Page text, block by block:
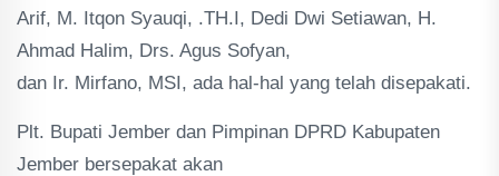
Arif, M. Itqon Syauqi, .TH.I, Dedi Dwi Setiawan, H.
Ahmad Halim, Drs. Agus Sofyan,
dan Ir. Mirfano, MSI, ada hal-hal yang telah disepakati.
Plt. Bupati Jember dan Pimpinan DPRD Kabupaten
Jember bersepakat akan